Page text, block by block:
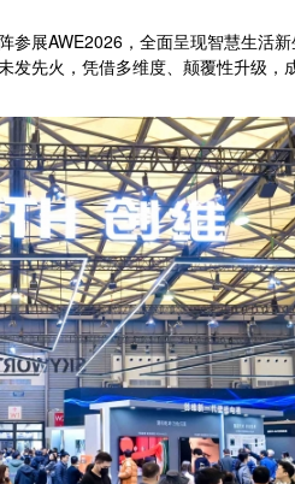
展AWE2026，全面呈现智慧生
发先火，凭借多维度、颠覆性升级